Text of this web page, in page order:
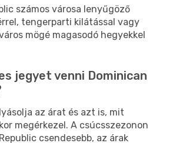
számos városa lenyűgöző
tengerparti kilátással vagy
mögé magasodó hegyekkel
jegyet venni Dominican
az árat és azt is, mit
megérkezel. A csúcsszezonon
csendesebb, az árak